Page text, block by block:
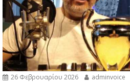
26 Φεβρουαρίου 2026 adminvoice